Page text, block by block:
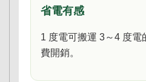
省電有感
1 度電可搬運 3～4 度電
費開銷。